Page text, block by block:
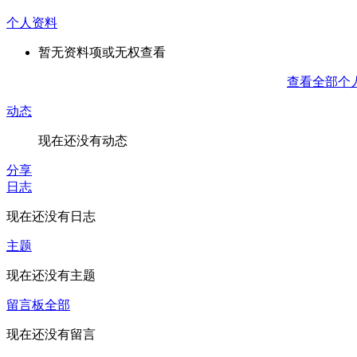
个人资料
暂无资料项或无权查看
查看全部个
动态
现在还没有动态
分享
日志
现在还没有日志
主题
现在还没有主题
留言板全部
现在还没有留言